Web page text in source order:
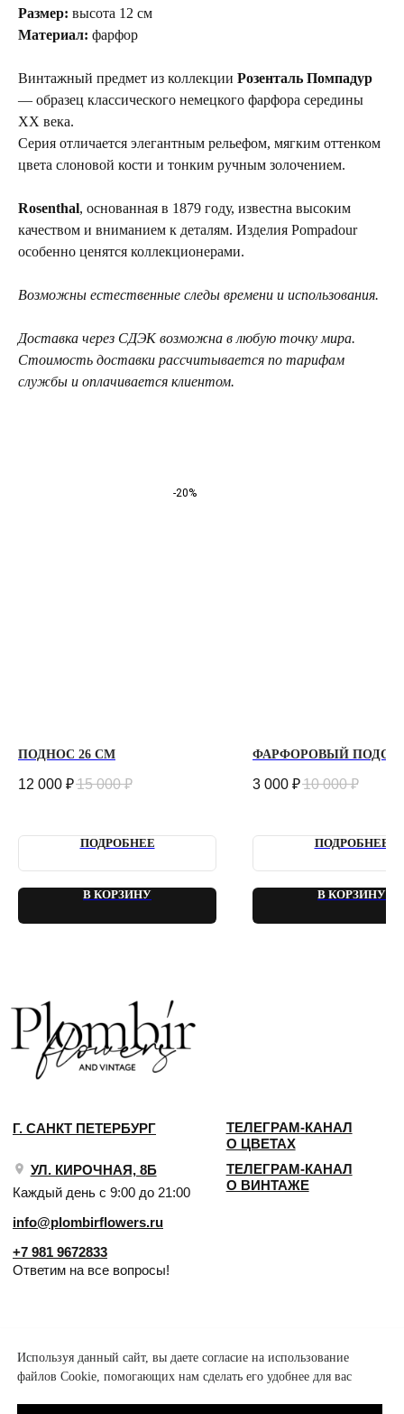
Размер: высота 12 см
Материал: фарфор
Винтажный предмет из коллекции Розенталь Помпадур
— образец классического немецкого фарфора середины
XX века.
Серия отличается элегантным рельефом, мягким оттенком
цвета слоновой кости и тонким ручным золочением.
Rosenthal, основанная в 1879 году, известна высоким
качеством и вниманием к деталям. Изделия Pompadour
особенно ценятся коллекционерами.
Возможны естественные следы времени и использования.
Доставка через СДЭК возможна в любую точку мира.
Стоимость доставки рассчитывается по тарифам
службы и оплачивается клиентом.
-20%
ПОДНОС 26 СМ
12 000 ₽15 000 ₽
ПОДРОБНЕЕ
В КОРЗИНУ
ФАРФОРОВЫЙ
3 000 ₽10 000 ₽
ПОДРОБНЕЕ
В КОРЗИНУ
2018 - 2025 PLOMBIR FLOWERS
Используя данный сайт, вы даете согласие на использование
файлов Cookie, помогающих нам сделать его удобнее для вас